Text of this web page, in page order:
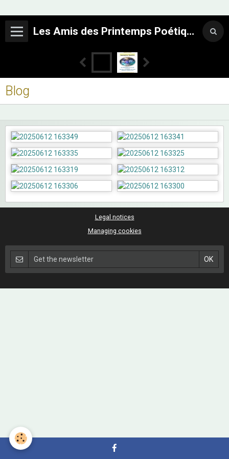
Les Amis des Printemps Poétiques
Blog
Legal notices
Managing cookies